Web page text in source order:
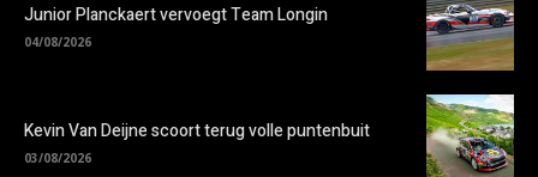
Junior Planckaert vervoegt Team Longin
04/08/2026
Kevin Van Deijne scoort terug volle puntenbuit
03/08/2026